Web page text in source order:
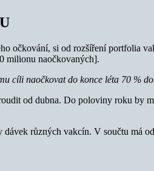
očkování, si od rozšíření portfolia
milionu naočkovaných].
cíli naočkovat do konce léta 70 %
od dubna. Do poloviny roku
různých vakcín. V součtu má